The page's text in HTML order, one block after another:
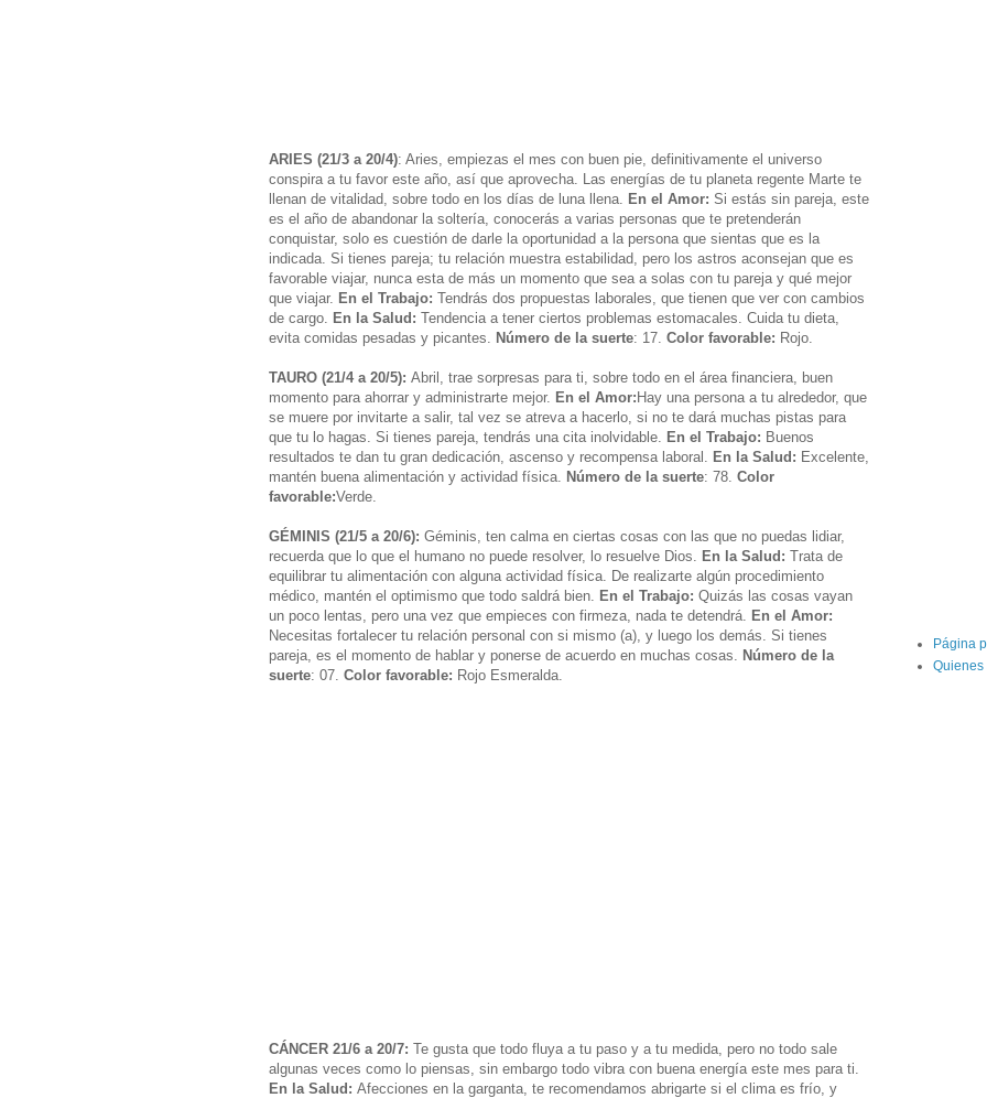
ARIES (21/3 a 20/4): Aries, empiezas el mes con buen pie, definitivamente el universo
conspira a tu favor este año, así que aprovecha. Las energías de tu planeta regente Marte te
llenan de vitalidad, sobre todo en los días de luna llena. En el Amor: Si estás sin pareja, este
es el año de abandonar la soltería, conocerás a varias personas que te pretenderán
conquistar, solo es cuestión de darle la oportunidad a la persona que sientas que es la
indicada. Si tienes pareja; tu relación muestra estabilidad, pero los astros aconsejan que es
favorable viajar, nunca esta de más un momento que sea a solas con tu pareja y qué mejor
que viajar. En el Trabajo: Tendrás dos propuestas laborales, que tienen que ver con cambios
de cargo. En la Salud: Tendencia a tener ciertos problemas estomacales. Cuida tu dieta,
evita comidas pesadas y picantes. Número de la suerte: 17. Color favorable: Rojo.
TAURO (21/4 a 20/5): Abril, trae sorpresas para ti, sobre todo en el área financiera, buen
momento para ahorrar y administrarte mejor. En el Amor:Hay una persona a tu alrededor, que
se muere por invitarte a salir, tal vez se atreva a hacerlo, si no te dará muchas pistas para
que tu lo hagas. Si tienes pareja, tendrás una cita inolvidable. En el Trabajo: Buenos
resultados te dan tu gran dedicación, ascenso y recompensa laboral. En la Salud: Excelente,
mantén buena alimentación y actividad física. Número de la suerte: 78. Color
favorable:Verde.
GÉMINIS (21/5 a 20/6): Géminis, ten calma en ciertas cosas con las que no puedas lidiar,
recuerda que lo que el humano no puede resolver, lo resuelve Dios. En la Salud: Trata de
equilibrar tu alimentación con alguna actividad física. De realizarte algún procedimiento
médico, mantén el optimismo que todo saldrá bien. En el Trabajo: Quizás las cosas vayan
un poco lentas, pero una vez que empieces con firmeza, nada te detendrá. En el Amor:
Necesitas fortalecer tu relación personal con si mismo (a), y luego los demás. Si tienes
pareja, es el momento de hablar y ponerse de acuerdo en muchas cosas. Número de la
suerte: 07. Color favorable: Rojo Esmeralda.
CÁNCER 21/6 a 20/7: Te gusta que todo fluya a tu paso y a tu medida, pero no todo sale
algunas veces como lo piensas, sin embargo todo vibra con buena energía este mes para ti.
En la Salud: Afecciones en la garganta, te recomendamos abrigarte si el clima es frío, y
Página
Quienes